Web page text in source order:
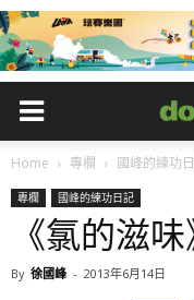
Home 專欄 國峰的練功
專欄 國峰的練功日記
《氯的滋
By 徐國峰 - 2013年6月14日